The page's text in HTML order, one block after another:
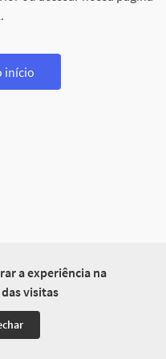
a experiência na
visitas
início